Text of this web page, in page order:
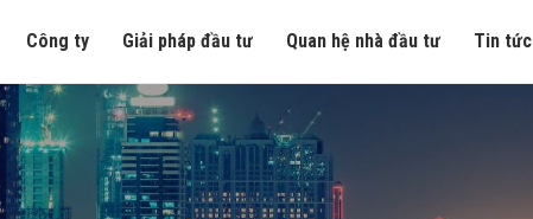
Công ty Giải pháp đầu tư Quan hệ nhà đầu tư Tin tức